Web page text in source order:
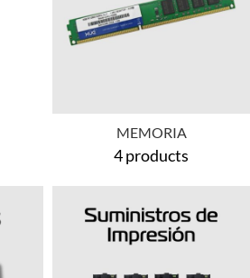
MEMORIA
4 products